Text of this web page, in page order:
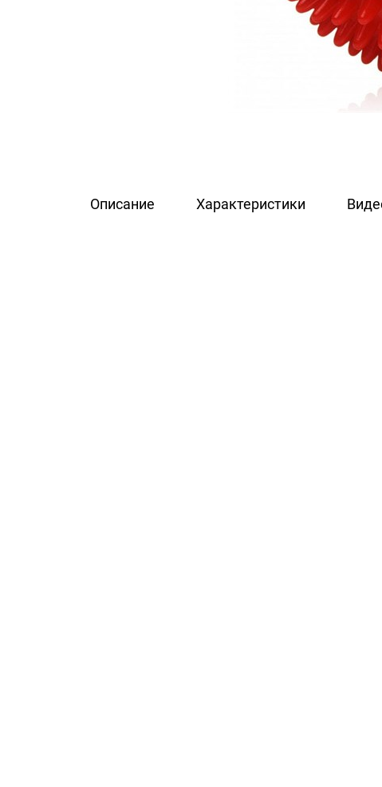
Описание Характеристики